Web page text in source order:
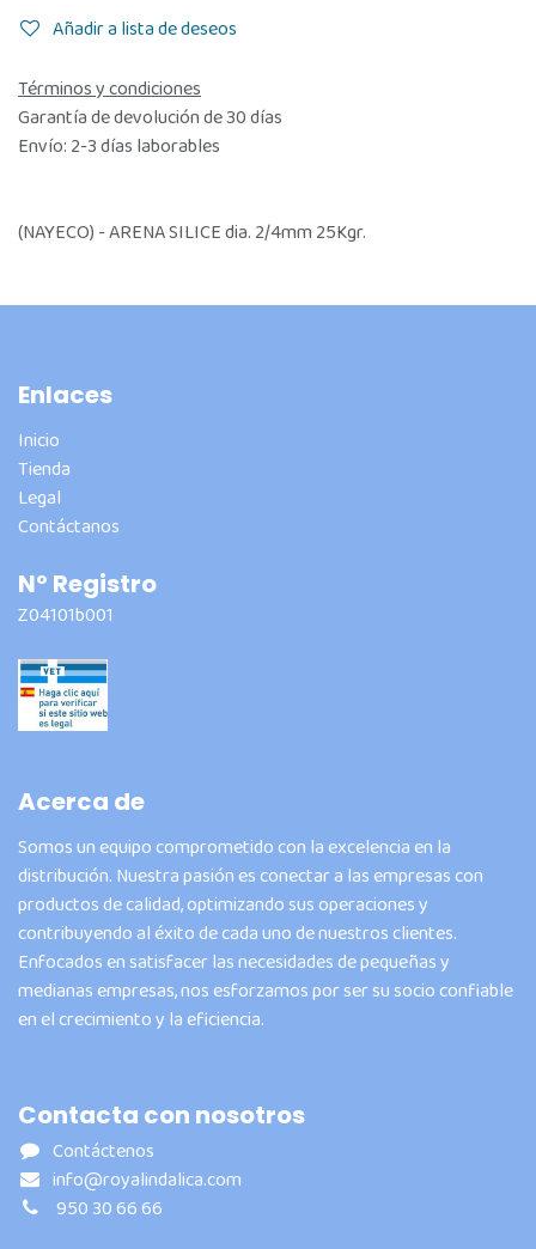
Añadir a lista de deseos
Términos y condiciones
Garantía de devolución de 30 días
Envío: 2-3 días laborables
(NAYECO) - ARENA SILICE dia. 2/4mm 25Kgr.
Enlaces
Inicio
Tienda
Legal
Contáctanos
Nº Registro
Z04101b001
Acerca de
Somos un equipo comprometido con la excelencia en la
distribución. Nuestra pasión es conectar a las empresas con
productos de calidad, optimizando sus operaciones y
contribuyendo al éxito de cada uno de nuestros clientes.
Enfocados en satisfacer las necesidades de pequeñas y
medianas empresas, nos esforzamos por ser su socio confiable
en el crecimiento y la eficiencia.
Contacta con nosotros
Contáctenos
info@royalindalica.com
950 30 66 66